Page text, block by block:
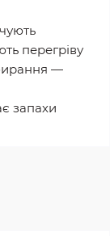
перегріву
—
запахи